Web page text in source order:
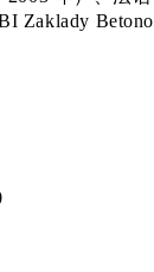
Zaklady